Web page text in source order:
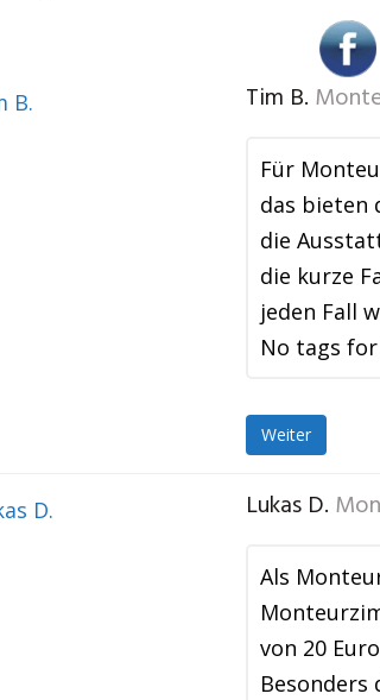
Tim B.
Für
das bieten
die
die kurze
jeden Fall
No tags
Weiter
Lukas D.
Als
von 20
Besonders